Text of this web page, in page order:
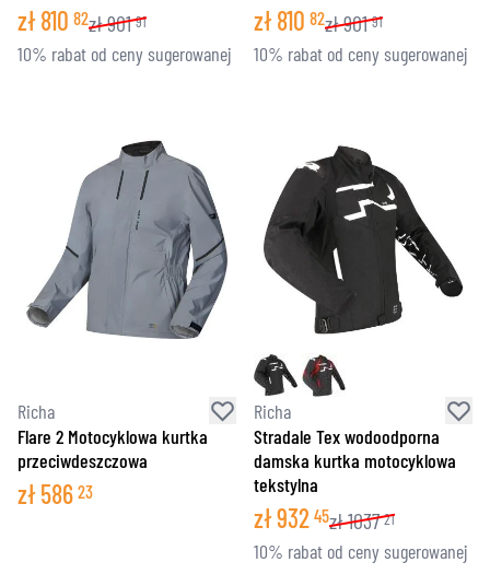
zł810 82zł901 91
10% rabat od ceny sugerowanej
zł810 82zł901 91
10% rabat od ceny sugerowanej
Richa
Flare 2 Motocyklowa kurtka
przeciwdeszczowa
zł586 23
Richa
Stradale Tex wodoodporna
damska kurtka motocyklowa
tekstylna
zł932 45zł1037 21
10% rabat od ceny sugerowanej